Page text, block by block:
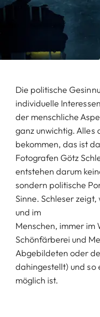
Die politische
individuelle
der menschliche
ganz unwichtig. Alles
bekommen, das ist
Fotografen Götz
entstehen darum
sondern politische
Sinne. Schleser
und im
Menschen, immer im
Schönfärberei und
Abgebildeten oder
dahingestellt) und so
möglich ist.